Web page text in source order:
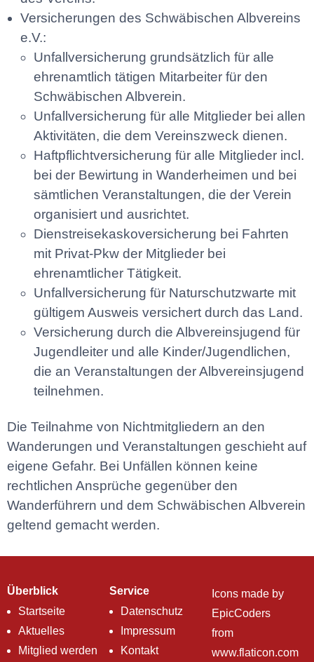
Versicherungen des Schwäbischen Albvereins
e.V.:
Unfallversicherung grundsätzlich für alle
ehrenamtlich tätigen Mitarbeiter für den
Schwäbischen Albverein.
Unfallversicherung für alle Mitglieder bei allen
Aktivitäten, die dem Vereinszweck dienen.
Haftpflichtversicherung für alle Mitglieder incl.
bei der Bewirtung in Wanderheimen und bei
sämtlichen Veranstaltungen, die der Verein
organisiert und ausrichtet.
Dienstreisekaskoversicherung bei Fahrten
mit Privat-Pkw der Mitglieder bei
ehrenamtlicher Tätigkeit.
Unfallversicherung für Naturschutzwarte mit
gültigem Ausweis versichert durch das Land.
Versicherung durch die Albvereinsjugend für
Jugendleiter und alle Kinder/Jugendlichen,
die an Veranstaltungen der Albvereinsjugend
teilnehmen.
Die Teilnahme von Nichtmitgliedern an den
Wanderungen und Veranstaltungen geschieht auf
eigene Gefahr. Bei Unfällen können keine
rechtlichen Ansprüche gegenüber den
Wanderführern und dem Schwäbischen Albverein
geltend gemacht werden.
Überblick
Startseite
Aktuelles
Mitglied werden
Service
Datenschutz
Impressum
Kontakt
Icons made by
EpicCoders
from
www.flaticon.com